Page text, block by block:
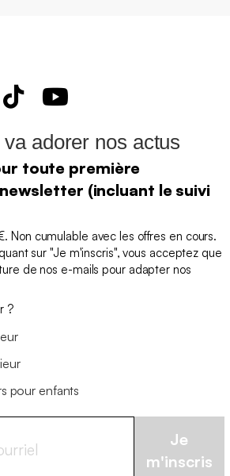
adorer nos actus
toute première
(incluant le suivi
Non cumulable avec les offres en cours.
sur "Je m'inscris", vous acceptez que
de nos e-mails pour adapter nos
?
pour enfants
Je
m'inscris